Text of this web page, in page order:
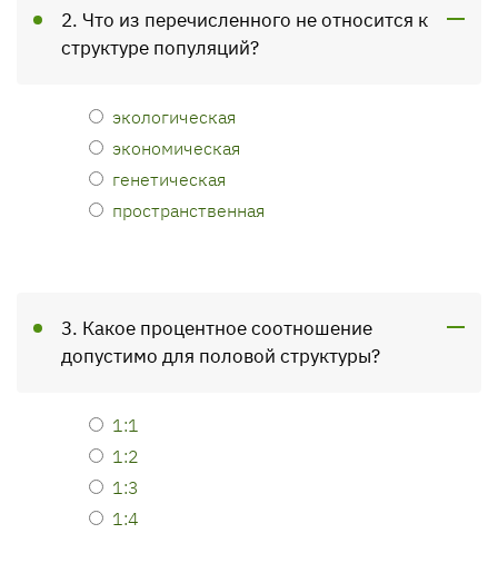
2. Что из перечисленного не относится к
структуре популяций?
экологическая
экономическая
генетическая
пространственная
3. Какое процентное соотношение
допустимо для половой структуры?
1:1
1:2
1:3
1:4